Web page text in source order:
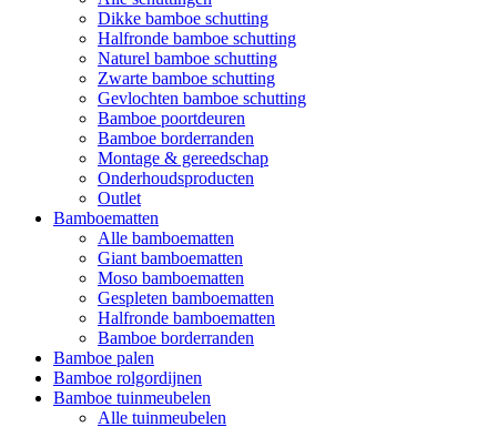
Dikke bamboe schutting
Halfronde bamboe schutting
Naturel bamboe schutting
Zwarte bamboe schutting
Gevlochten bamboe schutting
Bamboe poortdeuren
Bamboe borderranden
Montage & gereedschap
Onderhoudsproducten
Outlet
Bamboematten
Alle bamboematten
Giant bamboematten
Moso bamboematten
Gespleten bamboematten
Halfronde bamboematten
Bamboe borderranden
Bamboe palen
Bamboe rolgordijnen
Bamboe tuinmeubelen
Alle tuinmeubelen